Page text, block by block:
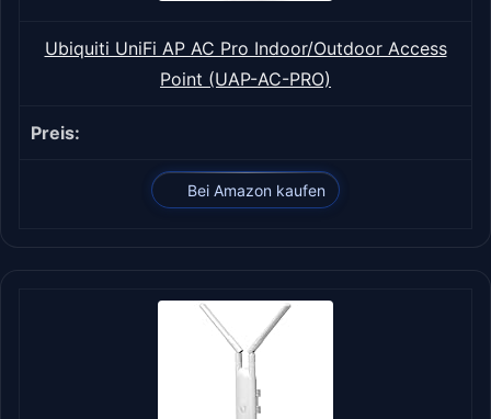
Ubiquiti UniFi AP AC Pro Indoor/Outdoor Access
Point (UAP-AC-PRO)
Bei Amazon kaufen